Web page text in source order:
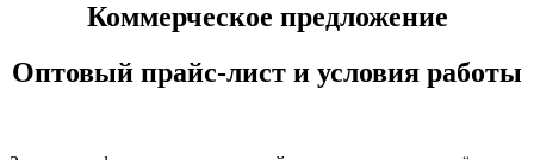
Коммерческое предложение
Оптовый прайс-лист и условия работы